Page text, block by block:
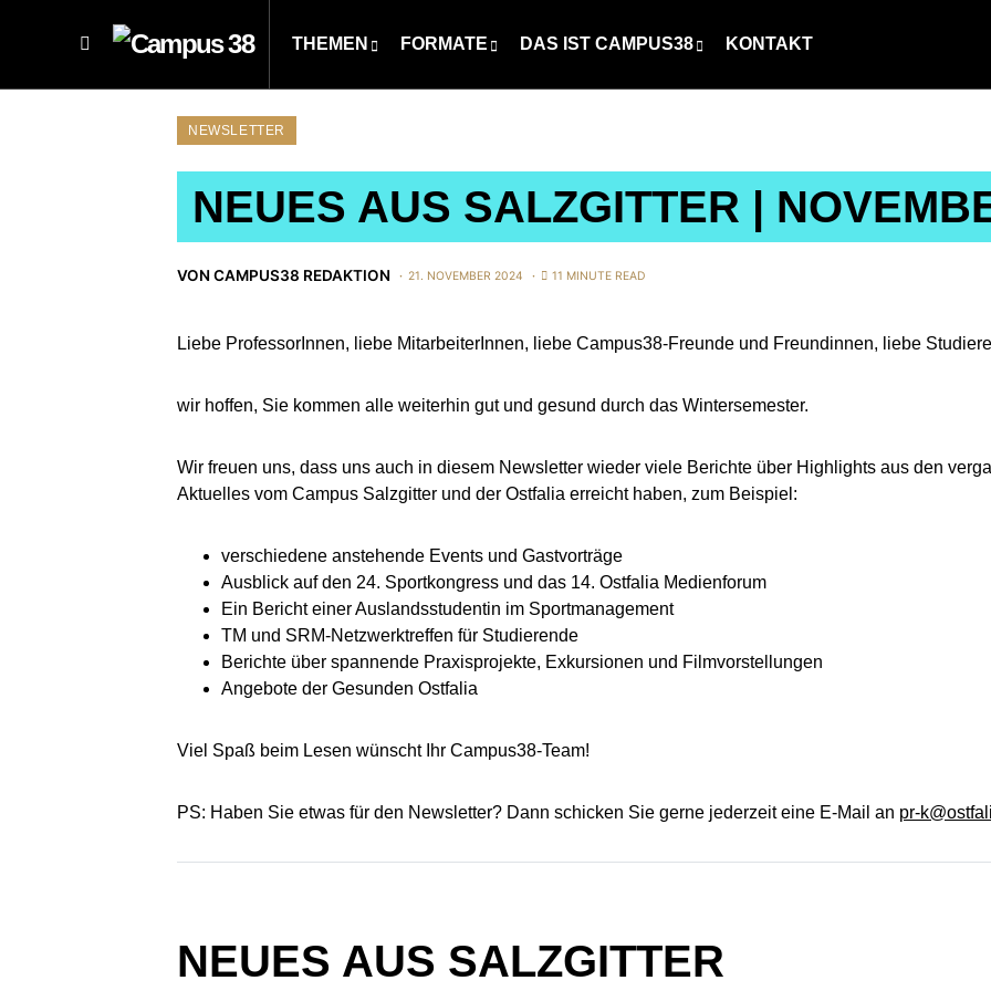
THEMEN FORMATE DAS IST CAMPUS38 KONTAKT
NEWSLETTER
NEUES AUS SALZGITTER |
VON CAMPUS38 REDAKTION 21. NOVEMBER 2024 11 MINUTE READ
Liebe ProfessorInnen, liebe MitarbeiterInnen, liebe Campus38-Freunde und Freundinnen, liebe
wir hoffen, Sie kommen alle weiterhin gut und gesund durch das Wintersemester.
Wir freuen uns, dass uns auch in diesem Newsletter wieder viele Berichte über Highlights aus den
Aktuelles vom Campus Salzgitter und der Ostfalia erreicht haben, zum Beispiel:
verschiedene anstehende Events und Gastvorträge
Ausblick auf den 24. Sportkongress und das 14. Ostfalia Medienforum
Ein Bericht einer Auslandsstudentin im Sportmanagement
TM und SRM-Netzwerktreffen für Studierende
Berichte über spannende Praxisprojekte, Exkursionen und Filmvorstellungen
Angebote der Gesunden Ostfalia
Viel Spaß beim Lesen wünscht Ihr Campus38-Team!
PS: Haben Sie etwas für den Newsletter? Dann schicken Sie gerne jederzeit eine E-Mail an pr-
NEUES AUS SALZGITTER